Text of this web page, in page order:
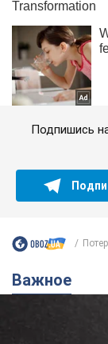
Подпишись
Важное